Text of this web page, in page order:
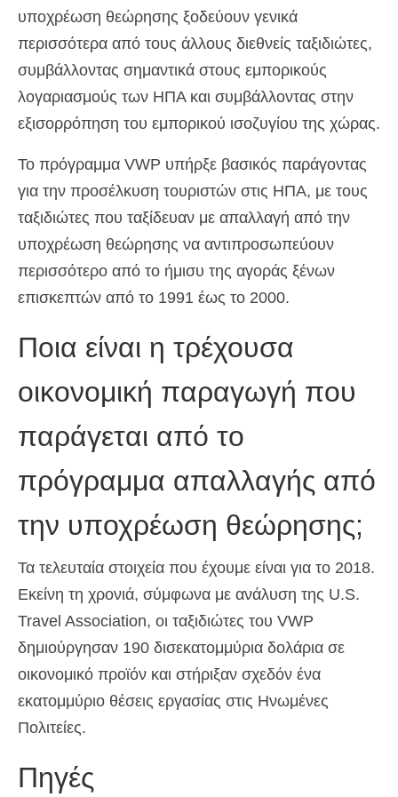
υποχρέωση θεώρησης ξοδεύουν γενικά
περισσότερα από τους άλλους διεθνείς ταξιδιώτες,
συμβάλλοντας σημαντικά στους εμπορικούς
λογαριασμούς των ΗΠΑ και συμβάλλοντας στην
εξισορρόπηση του εμπορικού ισοζυγίου της χώρας.
Το πρόγραμμα VWP υπήρξε βασικός παράγοντας
για την προσέλκυση τουριστών στις ΗΠΑ, με τους
ταξιδιώτες που ταξίδευαν με απαλλαγή από την
υποχρέωση θεώρησης να αντιπροσωπεύουν
περισσότερο από το ήμισυ της αγοράς ξένων
επισκεπτών από το 1991 έως το 2000.
Ποια είναι η τρέχουσα
οικονομική παραγωγή που
παράγεται από το
πρόγραμμα απαλλαγής από
την υποχρέωση θεώρησης;
Τα τελευταία στοιχεία που έχουμε είναι για το 2018.
Εκείνη τη χρονιά, σύμφωνα με ανάλυση της U.S.
Travel Association, οι ταξιδιώτες του VWP
δημιούργησαν 190 δισεκατομμύρια δολάρια σε
οικονομικό προϊόν και στήριξαν σχεδόν ένα
εκατομμύριο θέσεις εργασίας στις Ηνωμένες
Πολιτείες.
Πηγές